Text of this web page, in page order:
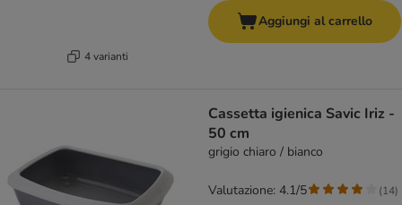
4 varianti
Aggiungi al carrello
Cassetta igienica Savic Iriz -
50 cm
grigio chiaro / bianco
Valutazione: 4.1/5 (14)